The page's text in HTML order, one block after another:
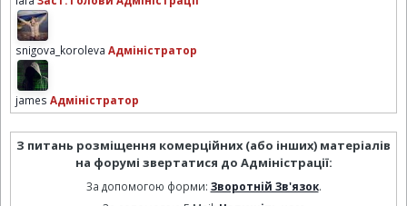
snigova_koroleva Адміністратор
james Адміністратор
З питань розміщення комерційних (або інших) матеріалів
на форумі звертатися до Адміністрації:
За допомогою форми: Зворотній Зв'язок.